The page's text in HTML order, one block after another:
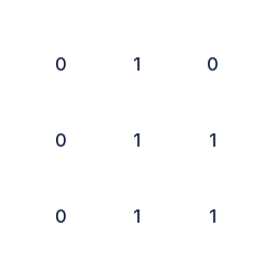
0 1 0
0 1 1
0 1 1